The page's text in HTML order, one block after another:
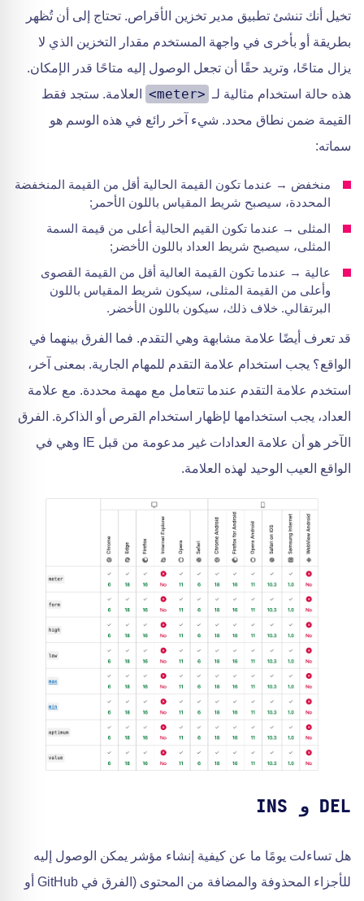
تخيل أنك تنشئ تطبيق مدير تخزين الأقراص. تحتاج إلى أن تُظهر
بطريقة أو بأخرى في واجهة المستخدم مقدار التخزين الذي لا
يزال متاحًا، وتريد حقًا أن تجعل الوصول إليه متاحًا قدر الإمكان.
هذه حالة استخدام مثالية لـ <meter>
العلامة. ستجد فقط
القيمة ضمن نطاق محدد. شيء آخر رائع في هذه الوسم هو
سماته:
منخفض → عندما تكون القيمة الحالية أقل من القيمة المنخفضة
المحددة، سيصبح شريط المقياس باللون الأحمر;
المثلى → عندما تكون القيم الحالية أعلى من قيمة السمة
المثلى، سيصبح شريط العداد باللون الأخضر;
عالية → عندما تكون القيمة العالية أقل من القيمة القصوى
وأعلى من القيمة المثلى، سيكون شريط المقياس باللون
البرتقالي. خلاف ذلك، سيكون باللون الأخضر.
قد تعرف أيضًا علامة مشابهة وهي التقدم. فما الفرق بينهما في
الواقع؟ يجب استخدام علامة التقدم للمهام الجارية. بمعنى آخر،
استخدم علامة التقدم عندما تتعامل مع مهمة محددة. مع علامة
العداد، يجب استخدامها لإظهار استخدام القرص أو الذاكرة. الفرق
الآخر هو أن علامة العدادات غير مدعومة من قبل IE وهي في
الواقع العيب الوحيد لهذه العلامة.
DEL و INS
هل تساءلت يومًا ما عن كيفية إنشاء مؤشر يمكن الوصول إليه
للأجزاء المحذوفة والمضافة من المحتوى (الفرق في GitHub أو